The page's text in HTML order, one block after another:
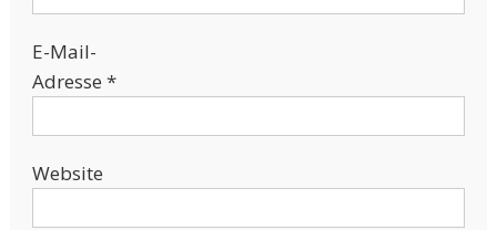
E-Mail-
Adresse *
Website